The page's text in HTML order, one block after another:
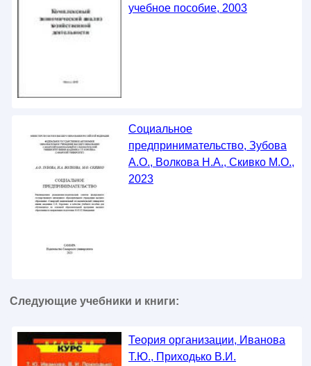
учебное пособие, 2003
Социальное
предпринимательство, Зубова
А.О., Волкова Н.А., Скивко М.О.,
2023
Следующие учебники и книги:
Теория организации, Иванова
Т.Ю., Приходько В.И.